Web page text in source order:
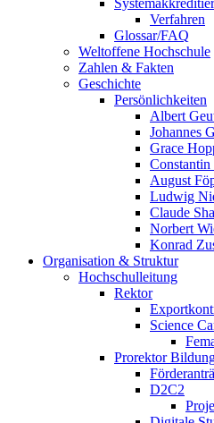
Verfahren
Glossar/FAQ
Weltoffene Hochschule
Zahlen & Fakten
Geschichte
Persönlichkeiten
Albert
Johannes
Grace
August
Ludwig
Claude
Norbert
Konrad
Organisation & Struktur
Hochschulleitung
Rektor
Science
Prorektor
D2C2